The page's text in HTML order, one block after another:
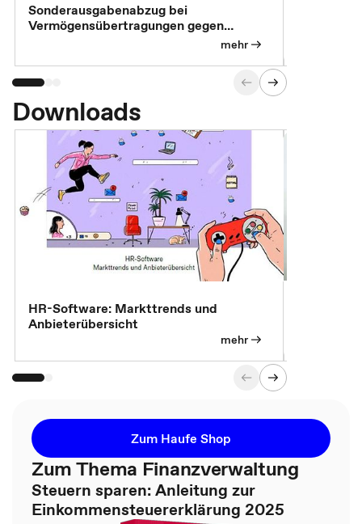
Sonderausgabenabzug bei
Vermögensübertragungen gegen
mehr
Downloads
HR-Software: Markttrends und
Anbieterübersicht
mehr
Zum Haufe Shop
Zum Thema Finanzverwaltung
Steuern sparen: Anleitung zur
Einkommensteuererklärung 2025